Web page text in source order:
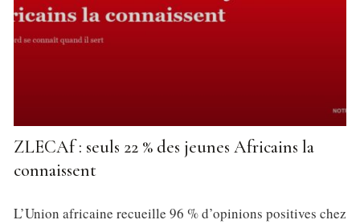
ZLECAf : seuls 22 % des jeunes Africains la
connaissent
L’Union africaine recueille 96 % d’opinions positives chez